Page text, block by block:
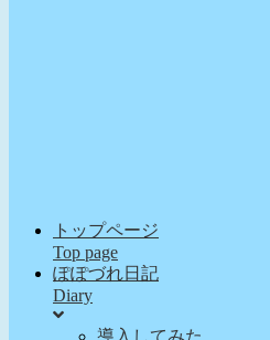
トップページ
Top page
ぽぽづれ日記
Diary
導入してみた